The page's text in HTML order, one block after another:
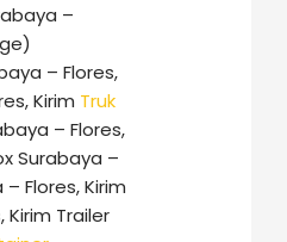
–
– Flores,
Kirim Truk
– Flores,
Surabaya –
Flores, Kirim
Kirim Trailer